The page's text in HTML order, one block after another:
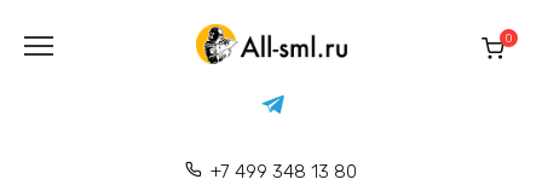
содержанию
+7 499 348 13 80
0